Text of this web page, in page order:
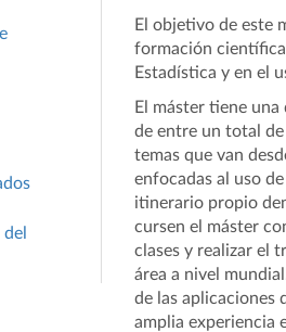
El objetivo de este
formación
Estadística y en el
El máster tiene
de entre un total de
temas que van
enfocadas al uso
itinerario propio
cursen el máster
clases y realizar el
área a nivel
de las aplicaciones
amplia experiencia